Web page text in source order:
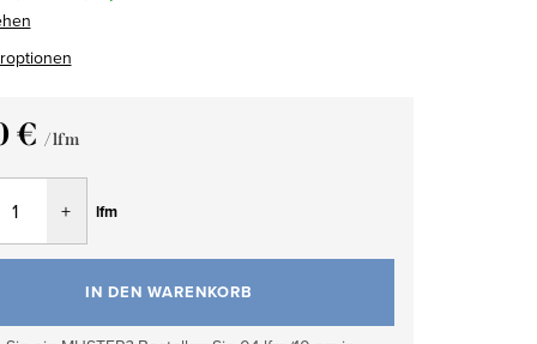
€ / lfm
lfm
IN DEN WARENKORB